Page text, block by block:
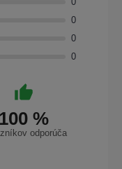
0
0
0
100 %
odporúča